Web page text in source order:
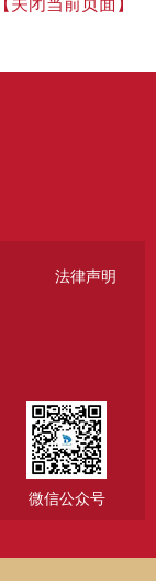
【关闭当前页面】
法律声明
微信公众号